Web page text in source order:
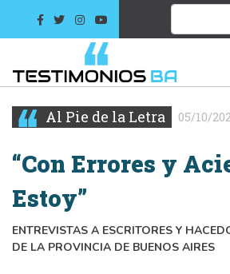
Al Pie de la Letra 05/10/
“Con Errores y
Estoy”
ENTREVISTAS A ESCRITORES Y
DE LA PROVINCIA DE BUENOS AIRES